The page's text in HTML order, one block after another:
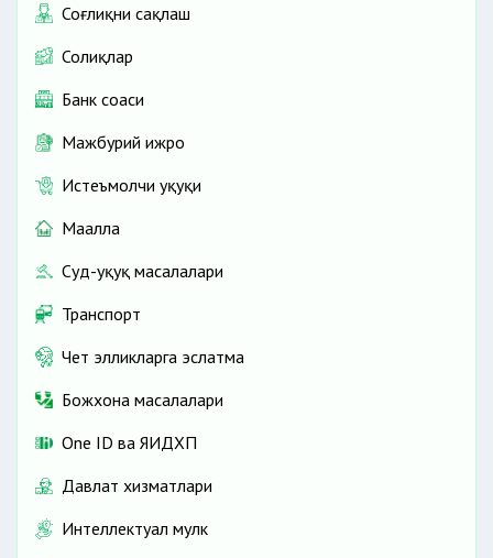
Соғлиқни сақлаш
Солиқлар
Банк соҳаси
Мажбурий ижро
Истеъмолчи ҳуқуқи
Маҳалла
Суд-ҳуқуқ масалалари
Транспорт
Чет элликларга эслатма
Божхона масалалари
One ID ва ЯИДХП
Давлат хизматлари
Интеллектуал мулк